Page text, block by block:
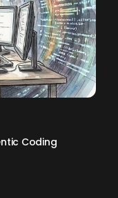
Coding